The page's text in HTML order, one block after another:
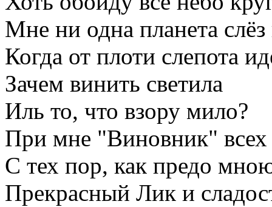
Мне ни одна планета
Когда от плоти слепота
Зачем винить светила
Иль то, что взору мило?
При мне "Виновник" всех
С тех пор, как предо
Прекрасный Лик и